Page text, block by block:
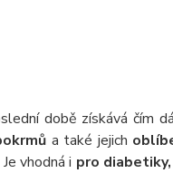
době získává čím
a také jejich
Je vhodná i pro diabetiky,